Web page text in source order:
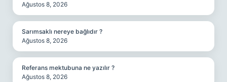
Ağustos 8, 2026
Sarımsaklı nereye bağlıdır ?
Ağustos 8, 2026
Referans mektubuna ne yazılır ?
Ağustos 8, 2026